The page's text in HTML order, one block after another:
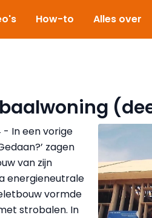
How-to Alles over
- In een vorige
zagen
van zijn
energieneutrale
vormde
strobalen. In